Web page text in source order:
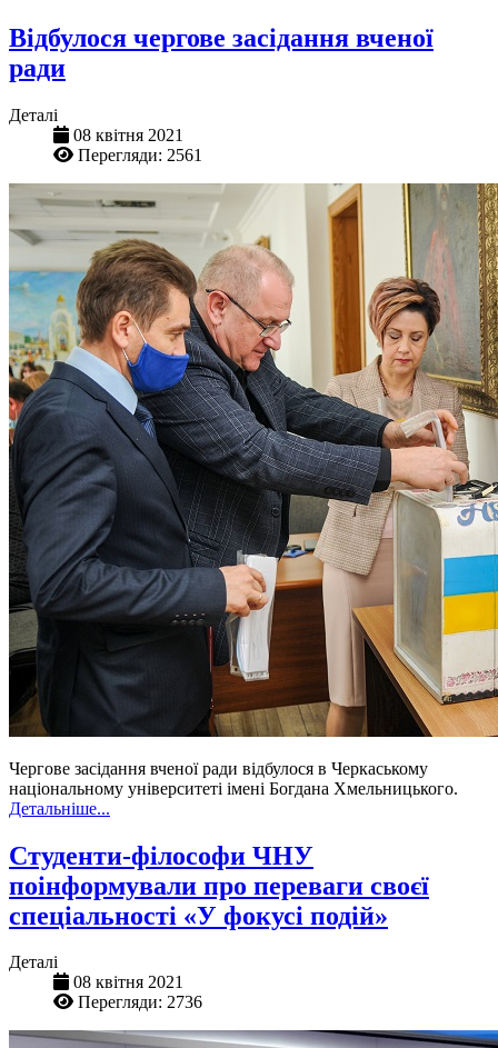
Відбулося чергове засідання вченої
ради
Деталі
08 квітня 2021
Перегляди: 2561
Чергове засідання вченої ради відбулося в Черкаському
національному університеті імені Богдана Хмельницького.
Детальніше...
Студенти-філософи ЧНУ
поінформували про переваги своєї
спеціальності «У фокусі подій»
Деталі
08 квітня 2021
Перегляди: 2736